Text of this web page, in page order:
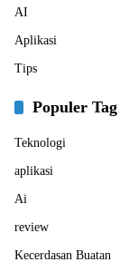
AI
Aplikasi
Tips
Populer Tag
Teknologi
aplikasi
Ai
review
Kecerdasan Buatan